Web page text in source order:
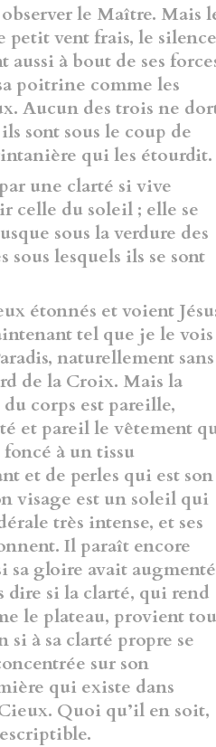
le Maître. Mais
petit vent frais, le silence
à bout de ses
poitrine comme les
Aucun des trois ne
sont sous le coup de
qui les étourdit.
une clarté si vive
celle du soleil ; elle se
sous la verdure des
sous lesquels ils se sont
étonnés et voient
tel que je le vois
naturellement sans
de la Croix. Mais la
corps est pareille,
et pareil le vêtement
foncé à un tissu
et de perles qui est son
visage est un soleil qui
très intense, et ses
Il paraît encore
sa gloire avait augmenté
dire si la clarté, qui rend
le plateau, provient
à sa clarté propre se
sur son
qui existe dans
Quoi qu’il en soit,